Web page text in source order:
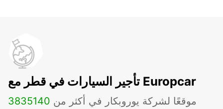
تأجير السيارات في قطر مع Europcar
3835 موقعًا لشركة يوروبكار في أكثر من 140